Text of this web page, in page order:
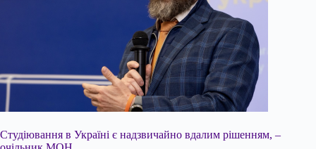
Студіювання в Україні є надзвичайно вдалим рішенням, –